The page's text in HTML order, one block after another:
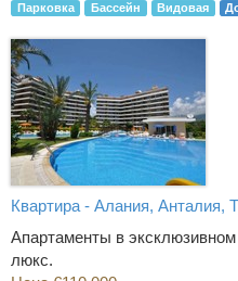
Парковка Бассейн Видовая
Квартира - Алания, Анталия,
Апартаменты в
люкс.